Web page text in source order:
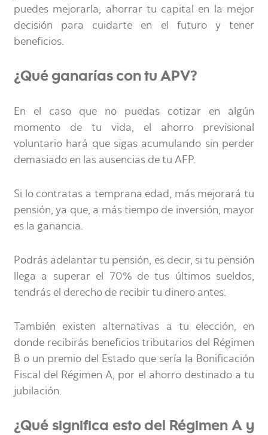
puedes mejorarla, ahorrar tu capital en la mejor
decisión para cuidarte en el futuro y tener
beneficios.
¿Qué ganarías con tu APV?
En el caso que no puedas cotizar en algún
momento de tu vida, el ahorro previsional
voluntario hará que sigas acumulando sin perder
demasiado en las ausencias de tu AFP.
Si lo contratas a temprana edad, más mejorará tu
pensión, ya que, a más tiempo de inversión, mayor
es la ganancia.
Podrás adelantar tu pensión, es decir, si tu pensión
llega a superar el 70% de tus últimos sueldos,
tendrás el derecho de recibir tu dinero antes.
También existen alternativas a tu elección, en
donde recibirás beneficios tributarios del Régimen
B o un premio del Estado que sería la Bonificación
Fiscal del Régimen A, por el ahorro destinado a tu
jubilación.
¿Qué significa esto del Régimen A y